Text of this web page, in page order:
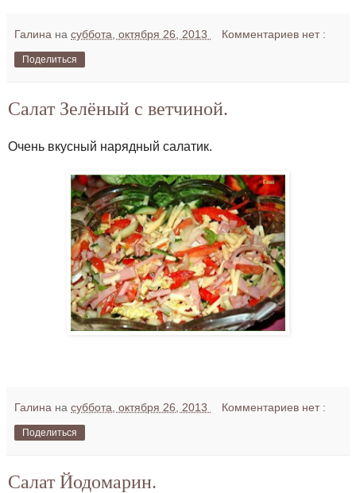
Галина на суббота, октября 26, 2013 Комментариев нет :
Поделиться
Салат Зелёный с ветчиной.
Очень вкусный нарядный салатик.
Галина на суббота, октября 26, 2013 Комментариев нет :
Поделиться
Салат Йодомарин.